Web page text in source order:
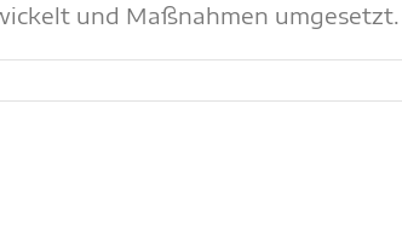
und Maßnahmen umgesetzt.